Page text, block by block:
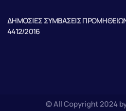
ΔΗΜΟΣΙΕΣ ΣΥΜΒΑΣΕΙΣ
4412/2016
© All Copyright 2024